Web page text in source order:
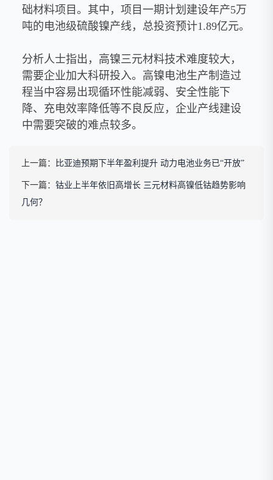
础材料项目。其中，项目一期计划建设年产5万
吨的电池级硫酸镍产线，总投资预计1.89亿元。
分析人士指出，高镍三元材料技术难度较大，
需要企业加大科研投入。高镍电池生产制造过
程当中容易出现循环性能减弱、安全性能下
降、充电效率降低等不良反应，企业产线建设
中需要突破的难点较多。
上一篇： 比亚迪预期下半年盈利提升 动力电池业务已“开放”
下一篇： 钴业上半年依旧高增长 三元材料高镍低钴趋势影响
几何？